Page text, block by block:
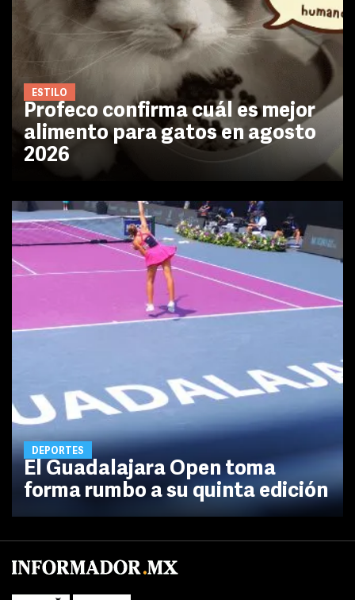
ESTILO
Profeco confirma cuál es mejor
alimento para gatos en agosto
2026
DEPORTES
El Guadalajara Open toma
forma rumbo a su quinta edición